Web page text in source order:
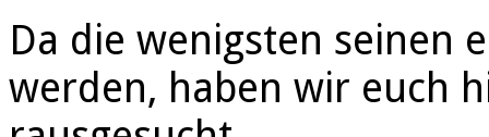
Da die wenigsten seinen
werden, haben wir euch